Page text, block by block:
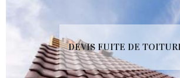
DEVIS FUITE DE